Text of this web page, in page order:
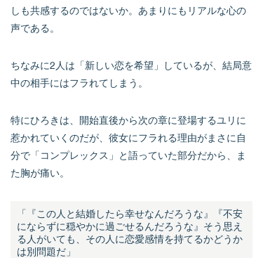
しも共感するのではないか。あまりにもリアルな心の
声である。
ちなみに2人は「新しい恋を希望」しているが、結局意
中の相手にはフラれてしまう。
特にひろきは、開始直後から次の章に登場するユリに
惹かれていくのだが、彼女にフラれる理由がまさに自
分で「コンプレックス」と語っていた部分だから、ま
た胸が痛い。
「『この人と結婚したら幸せなんだろうな』『不安
にならずに穏やかに過ごせるんだろうな』そう思え
る人がいても、その人に恋愛感情を持てるかどうか
は別問題だ」